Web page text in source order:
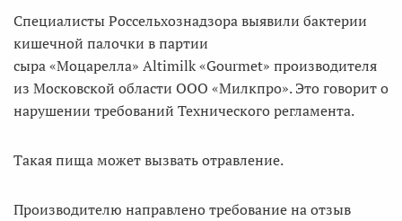
Специалисты Россельхознадзора выявили бактерии
кишечной палочки в партии
сыра «Моцарелла» Altimilk «Gourmet» производителя
из Московской области ООО «Милкпро». Это говорит о
нарушении требований Технического регламента.
Такая пища может вызвать отравление.
Производителю направлено требование на отзыв